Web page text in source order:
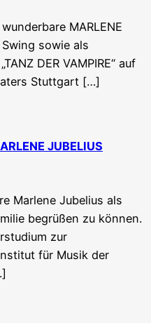
MARLENE
sowie als
DER VAMPIRE“ auf
Stuttgart […]
JUBELIUS
Marlene Jubelius als
begrüßen zu können.
zur
für Musik der